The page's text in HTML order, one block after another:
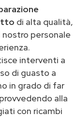
di alta qualità,
personale
interventi a
di guasto a
in grado di far
alla
con ricambi